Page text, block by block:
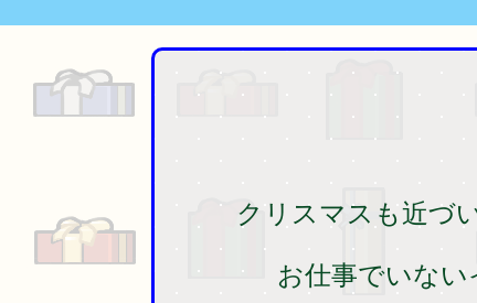
クリスマスも近づ
お仕事でいな